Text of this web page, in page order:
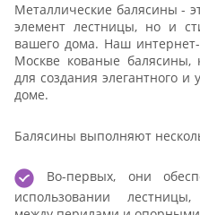
Металлические балясины -
элемент лестницы, но и
вашего дома. Наш
Москве кованые балясины,
для создания элегантного
доме.
Балясины выполняют
Во-первых, они
использовании